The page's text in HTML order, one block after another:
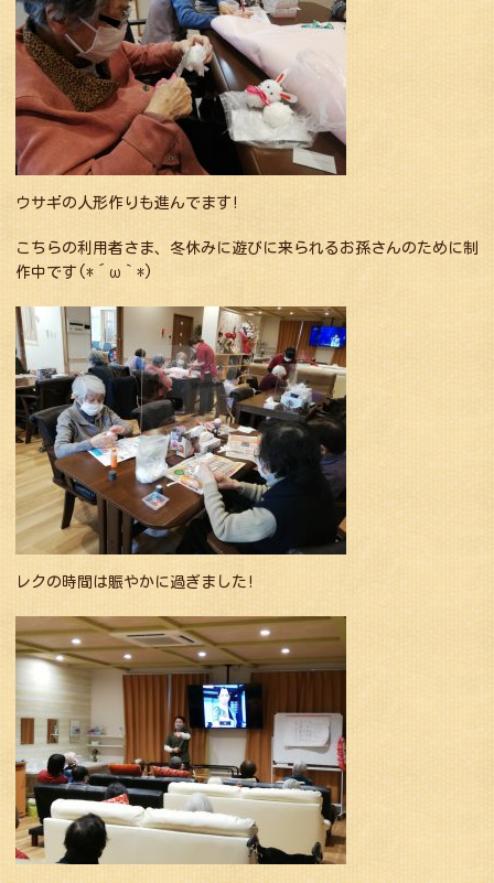
ウサギの人形作りも進んでます!
こちらの利用者さま、冬休みに遊びに来られるお孫さんのために制
作中です(*´ω｀*)
レクの時間は賑やかに過ぎました!